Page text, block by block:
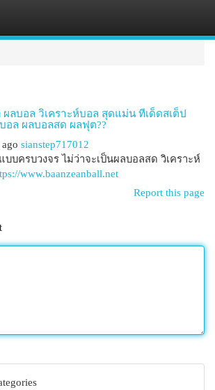
ลบอล วิเคราะห์บอล สุดแม่น ทีเด็ดสเต็ป
อล ผลบอลสด ผลฟุต??
sianstep717012
บครบวงจร ไม่ว่าจะเป็นผลบอลสด วิเคราะห์
www.baanzeanball.net
Report this page